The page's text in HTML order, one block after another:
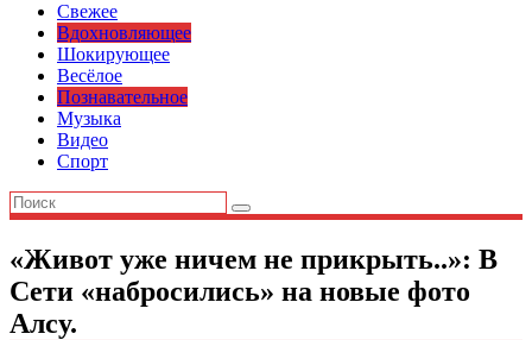
Свежее
Вдохновляющее
Шокирующее
Весёлое
Познавательное
Музыка
Видео
Спорт
«Живот yжe ничем не прикрыть..»: В
Сети «набросились» на новые фото
Алсу.